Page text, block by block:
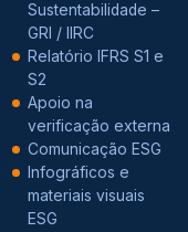
Sustentabilidade –
GRI / IIRC
Relatório IFRS S1 e
S2
Apoio na
verificação externa
Comunicação ESG
Infográficos e
materiais visuais
ESG